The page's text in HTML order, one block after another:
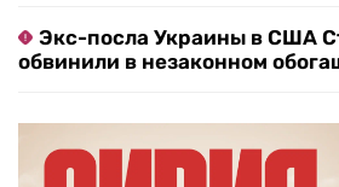
Экс-посла Украины в США
обвинили в незаконном